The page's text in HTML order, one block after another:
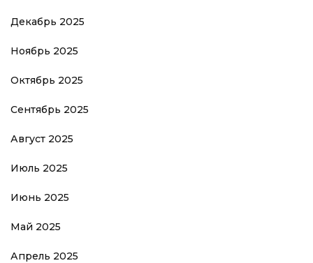
Декабрь 2025
Ноябрь 2025
Октябрь 2025
Сентябрь 2025
Август 2025
Июль 2025
Июнь 2025
Май 2025
Апрель 2025